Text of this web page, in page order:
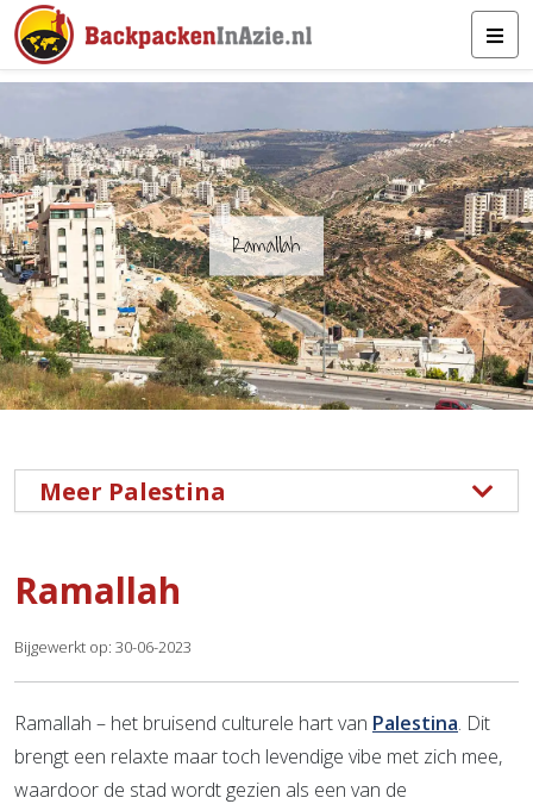
Ramallah
Meer Palestina
Ramallah
Bijgewerkt op: 30-06-2023
Ramallah – het bruisend culturele hart van Palestina. Dit
brengt een relaxte maar toch levendige vibe met zich mee,
waardoor de stad wordt gezien als een van de